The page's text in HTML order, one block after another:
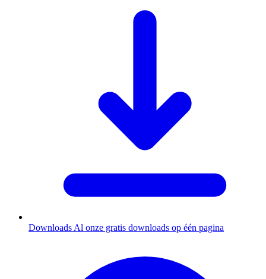
Downloads Al onze gratis downloads op één pagina